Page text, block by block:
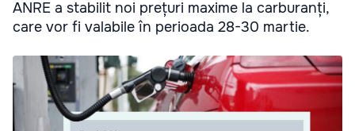
ANRE a stabilit noi prețuri maxime la carburanți,
care vor fi valabile în perioada 28-30 martie.